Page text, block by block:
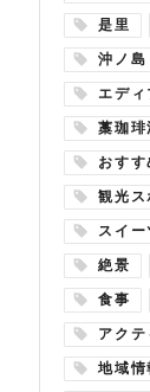
是里
沖ノ島
エデ
藁珈琲
おすす
観光ス
スイー
絶景
食事
アクテ
地域情